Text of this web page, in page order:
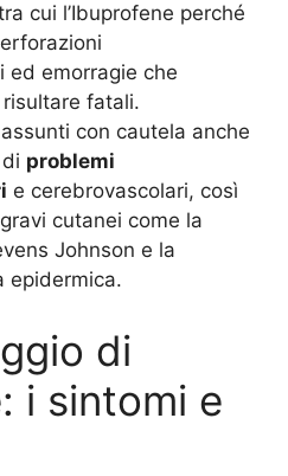
cui l’Ibuprofene perché
ed emorragie che
fatali.
con cautela anche
problemi
e cerebrovascolari, così
cutanei come la
Johnson e la
epidermica.
di
i sintomi e